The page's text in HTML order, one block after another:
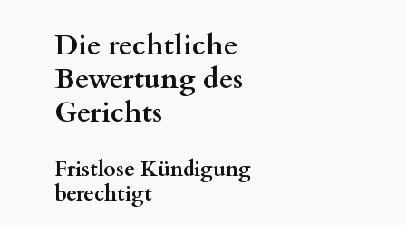
Die rechtliche
Bewertung des
Gerichts
Fristlose Kündigung
berechtigt